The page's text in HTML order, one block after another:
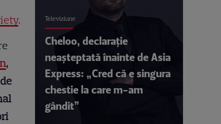
.
,
Televiziune
Cheloo, declarație
neașteptată înainte de Asia
Express: „Cred că e singura
chestie la care m-am
gândit”